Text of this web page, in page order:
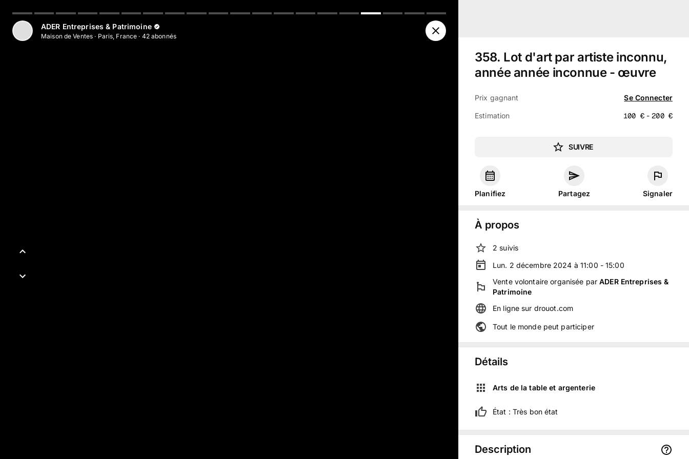
ADER Entreprises & Patrimoine
Maison de Ventes · Paris, France · 42abonnés
358. Lot d'art par artiste inconnu,
année année inconnue - œuvre
Prix gagnant Se Connecter
Estimation 100 €-200 €
SUIVRE
Planifiez Partagez Signaler
À propos
2 suivis
Lun. 2 décembre 2024 à 11:00 - 15:00
Vente volontaire organisée parADER Entreprises &
Patrimoine
En ligne sur drouot.com
Tout le monde peut participer
Détails
Arts de la table et argenterie
État : Très bon état
Description